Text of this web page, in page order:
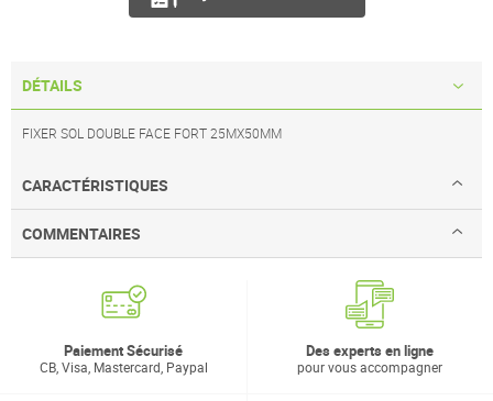
DÉTAILS
FIXER SOL DOUBLE FACE FORT 25MX50MM
CARACTÉRISTIQUES
COMMENTAIRES
Paiement Sécurisé
CB, Visa, Mastercard, Paypal
Des experts en ligne
pour vous accompagner